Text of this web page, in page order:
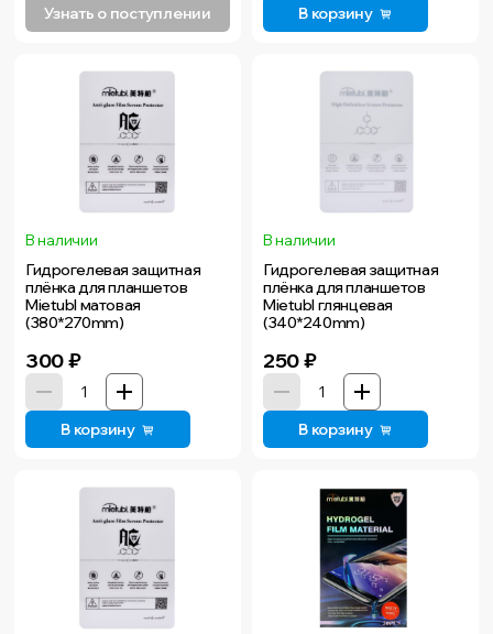
Узнать о поступлении В корзину
В наличии
Гидрогелевая защитная
плёнка для планшетов
Mietubl матовая
(380*270mm)
300₽
В корзину
В наличии
Гидрогелевая защитная
плёнка для планшетов
Mietubl глянцевая
(340*240mm)
250₽
В корзину